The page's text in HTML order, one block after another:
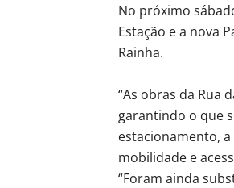
No próximo
Estação e a nova
Rainha.
“As obras da Rua
garantindo o que
estacionamento, a
mobilidade e
“Foram ainda